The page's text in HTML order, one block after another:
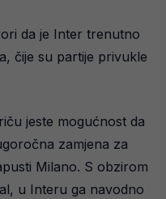
da je Inter trenutno
čije su partije privukle
jeste mogućnost da
zamjena za
Milano. S obzirom
u Interu ga navodno